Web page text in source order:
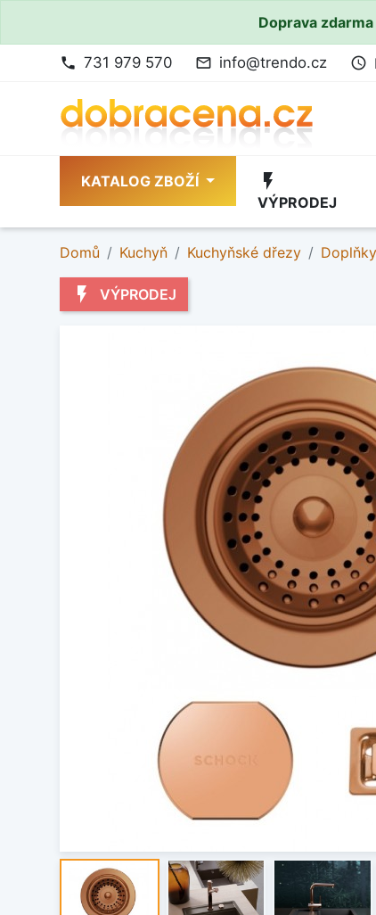
Doprava
phone 731 979 570 mail_outline info@trendo.cz access_time
KATALOG ZBOŽÍ flash_on
VÝPRODEJ
Domů Kuchyň Kuchyňské dřezy
flash_on VÝPRODEJ